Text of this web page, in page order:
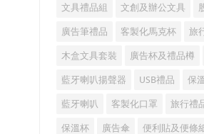
文具禮品組 文創及辦公文具
廣告筆禮品 客製化馬克杯 旅
木盒文具套裝 廣告杯及禮品樽
藍牙喇叭揚聲器 USB禮品 保
藍牙喇叭 客製化口罩 旅行禮
保溫杯 廣告傘 便利貼及便條